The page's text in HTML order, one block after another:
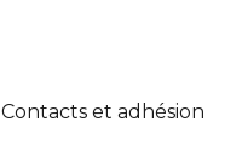
Contacts et adhésion